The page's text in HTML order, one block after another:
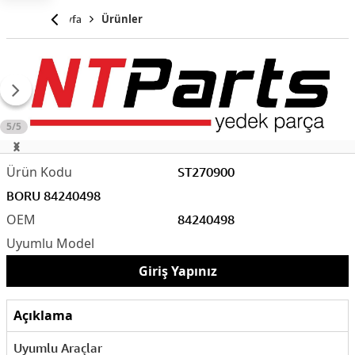
Anasayfa Ürünler
5/5
ST270900
84240498
BORU 84240498
Giriş Yapınız
Açıklama
Uyumlu Araçlar